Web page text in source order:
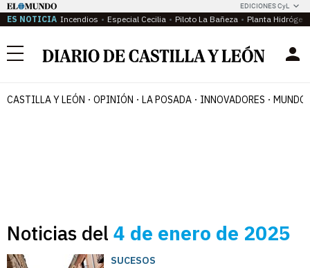
EDICIONES CyL
ES NOTICIA Incendios Especial Cecilia Piloto La Bañeza Planta
Menú
CASTILLA Y LEÓN OPINIÓN LA POSADA INNOVADORES MUNDO
Noticias del 4 de enero de 2025
SUCESOS